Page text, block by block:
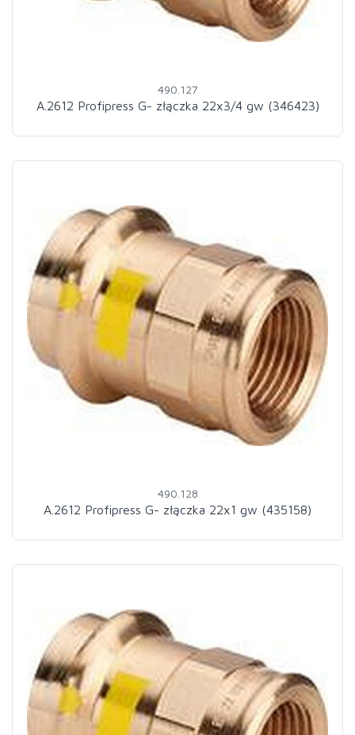
490.127
A.2612 Profipress G- złączka 22x3/4 gw (346423)
490.128
A.2612 Profipress G- złączka 22x1 gw (435158)